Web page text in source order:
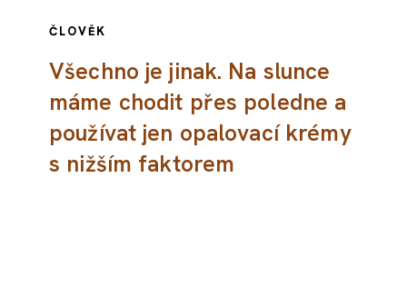
ČLOVĚK
Všechno je jinak. Na slunce
máme chodit přes poledne a
používat jen opalovací krémy
s nižším faktorem